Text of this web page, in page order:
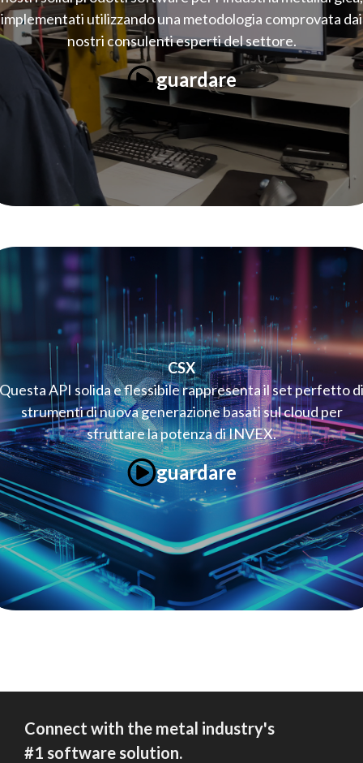
implementati utilizzando una metodologia comprovata dai
nostri consulenti esperti del settore.
guardare
CSX
Questa API solida e flessibile rappresenta il set perfetto di
strumenti di nuova generazione basati sul cloud per
sfruttare la potenza di INVEX.
guardare
Connect with the metal industry's
#1 software solution.